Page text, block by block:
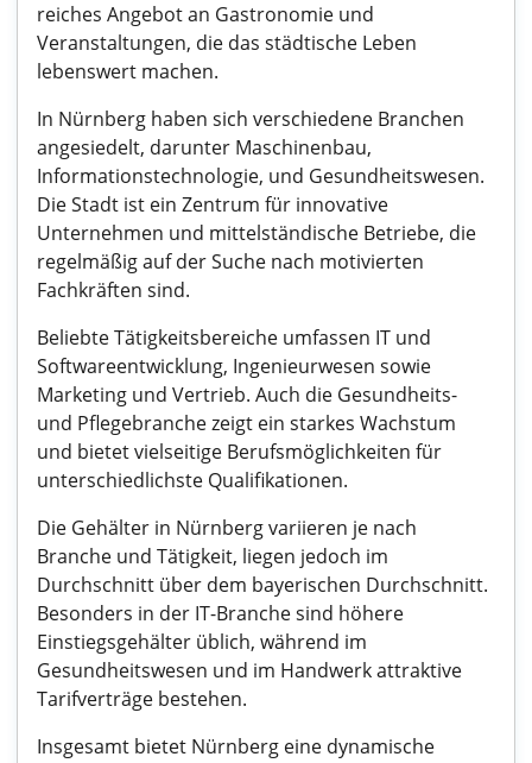
reiches Angebot an Gastronomie und
Veranstaltungen, die das städtische Leben
lebenswert machen.
In Nürnberg haben sich verschiedene Branchen
angesiedelt, darunter Maschinenbau,
Informationstechnologie, und Gesundheitswesen.
Die Stadt ist ein Zentrum für innovative
Unternehmen und mittelständische Betriebe, die
regelmäßig auf der Suche nach motivierten
Fachkräften sind.
Beliebte Tätigkeitsbereiche umfassen IT und
Softwareentwicklung, Ingenieurwesen sowie
Marketing und Vertrieb. Auch die Gesundheits-
und Pflegebranche zeigt ein starkes Wachstum
und bietet vielseitige Berufsmöglichkeiten für
unterschiedlichste Qualifikationen.
Die Gehälter in Nürnberg variieren je nach
Branche und Tätigkeit, liegen jedoch im
Durchschnitt über dem bayerischen Durchschnitt.
Besonders in der IT-Branche sind höhere
Einstiegsgehälter üblich, während im
Gesundheitswesen und im Handwerk attraktive
Tarifverträge bestehen.
Insgesamt bietet Nürnberg eine dynamische